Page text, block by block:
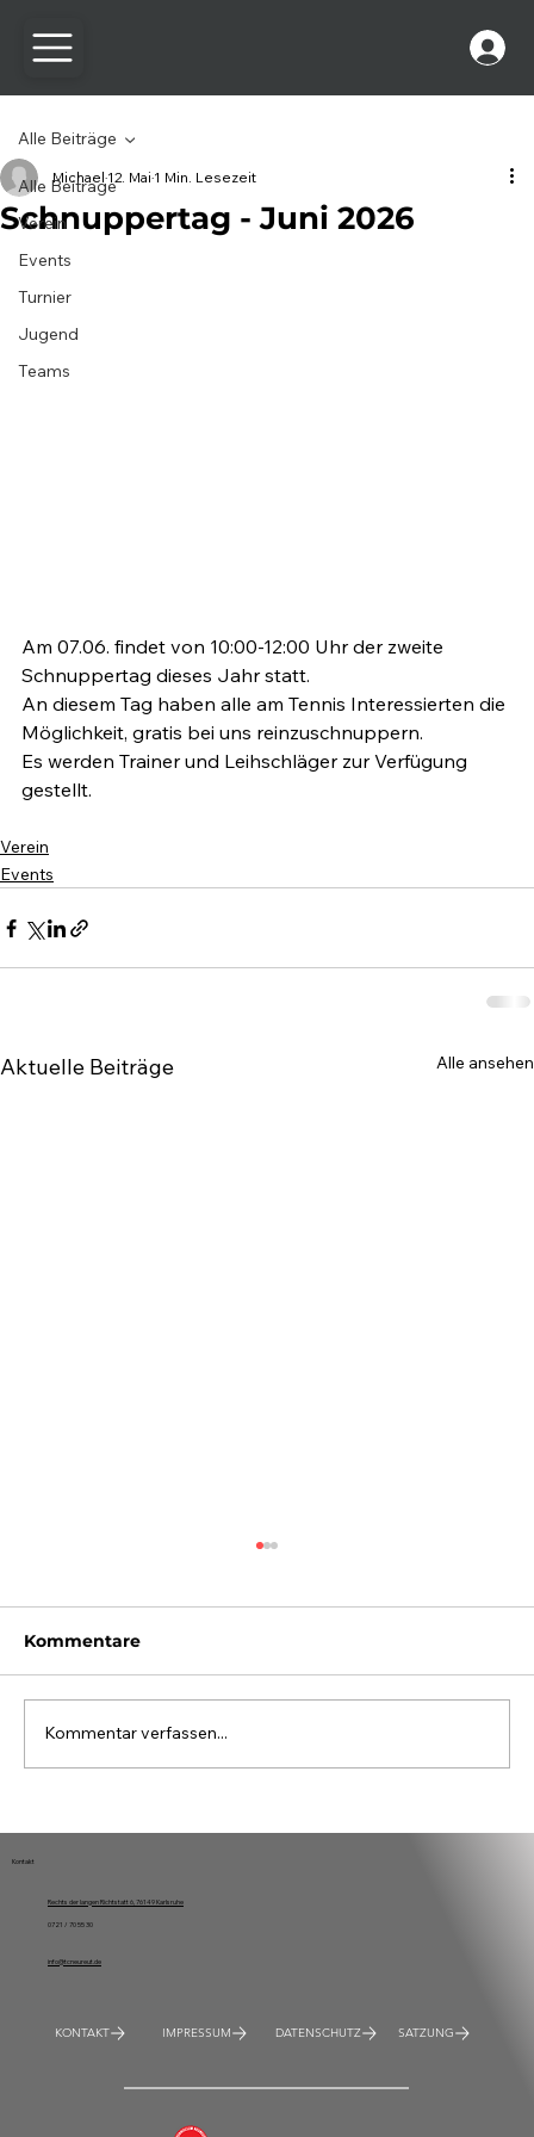
Alle Beiträge
Verein
Events
Turnier
Jugend
Teams
Alle Beiträge
Schnuppertag - Juni 2026
Michael 12. Mai 1 Min. Lesezeit
Am 07.06. findet von 10:00-12:00 Uhr der zweite
Schnuppertag dieses Jahr statt.
An diesem Tag haben alle am Tennis Interessierten die
Möglichkeit, gratis bei uns reinzuschnuppern.
Es werden Trainer und Leihschläger zur Verfügung
gestellt.
Verein
Events
Aktuelle Beiträge Alle ansehen
Kommentare
Kommentar verfassen...
Kontakt
Rechts der langen Richtstatt 6, 76149 Karlsruhe
0721 / 70 55 30
info@tcneureut.de
KONTAKT IMPRESSUM DATENSCHUTZ SATZUNG